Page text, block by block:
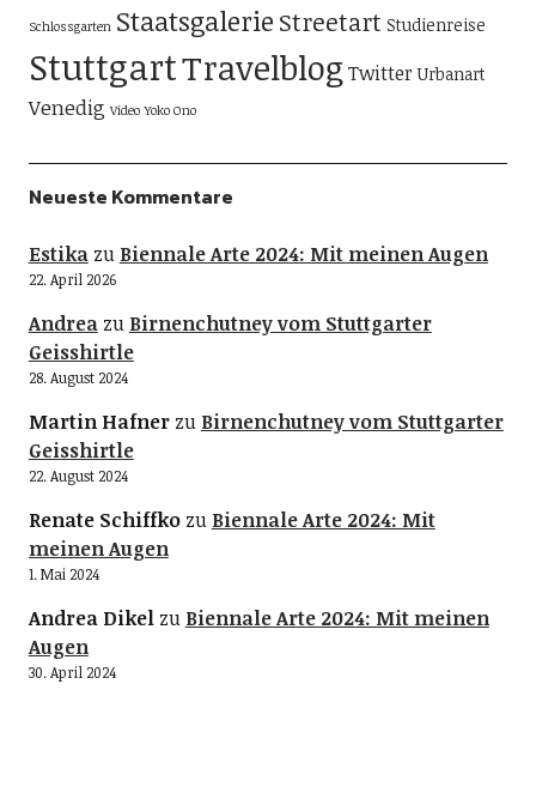
Schlossgarten Staatsgalerie Streetart Studienreise
StuttgartTravelblog Twitter Urbanart
Venedig Video Yoko Ono
Neueste Kommentare
Estikazu Biennale Arte 2024: Mit meinen Augen
22. April 2026
Andreazu Birnenchutney vom Stuttgarter
Geisshirtle
28. August 2024
Martin Hafnerzu Birnenchutney vom Stuttgarter
Geisshirtle
22. August 2024
Renate Schiffkozu Biennale Arte 2024: Mit
meinen Augen
1. Mai 2024
Andrea Dikelzu Biennale Arte 2024: Mit meinen
Augen
30. April 2024